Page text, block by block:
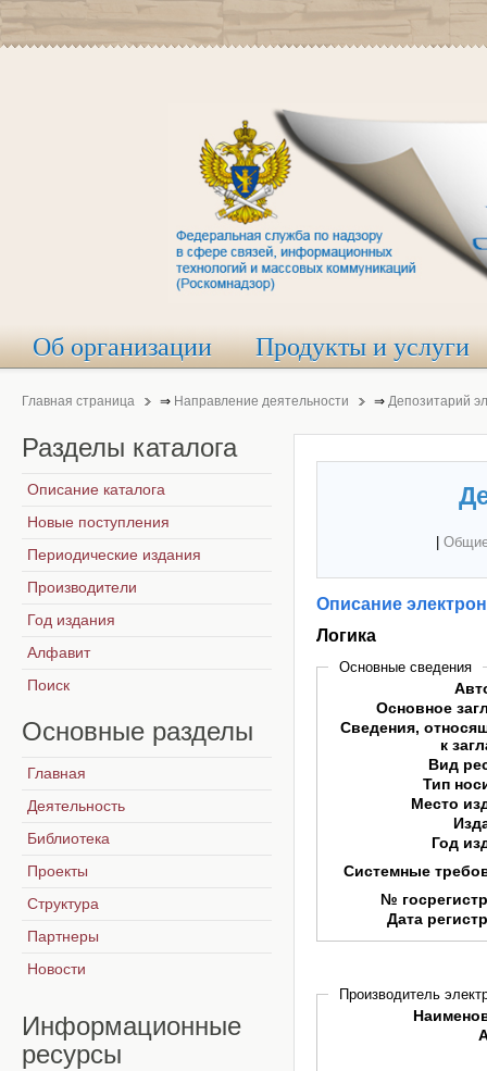
Об организации Продукты и услуги
Главная страница ⇒ Направление деятельности ⇒ Депозитарий
Описание
Логика
Основные сведения
Основное
Сведения,
к
Вид
Тип
Место
Год
Системные
№
Дата
Производитель
Разделы каталога
Описание каталога
Новые поступления
Периодические издания
Производители
Год издания
Алфавит
Поиск
Основные разделы
Главная
Деятельность
Библиотека
Проекты
Структура
Партнеры
Новости
Информационные
ресурсы